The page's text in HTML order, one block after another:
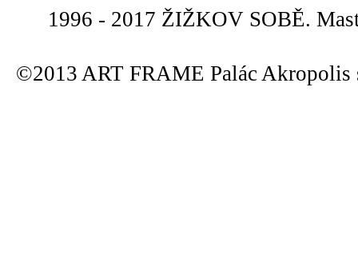
1996 - 2017 ŽIŽKOV SOBĚ.
©2013 ART FRAME Palác Akropolis